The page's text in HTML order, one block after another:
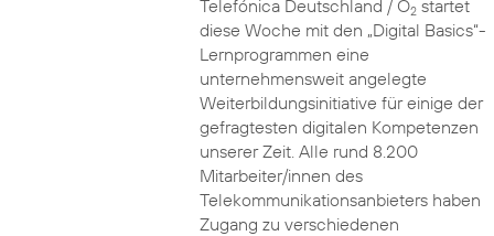
Telefónica Deutschland / O2startet
diese Woche mit den „Digital Basics“-
Lernprogrammen eine
unternehmensweit angelegte
Weiterbildungsinitiative für einige der
gefragtesten digitalen Kompetenzen
unserer Zeit. Alle rund 8.200
Mitarbeiter/innen des
Telekommunikationsanbieters haben
Zugang zu verschiedenen